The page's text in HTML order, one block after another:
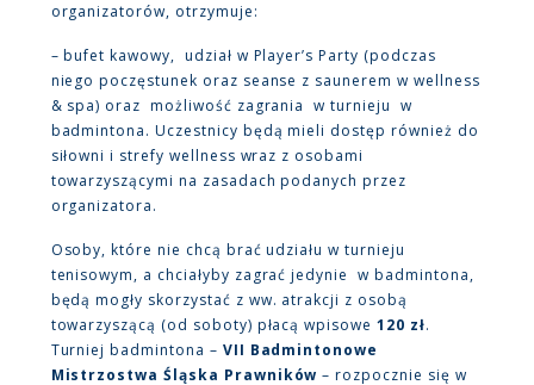
organizatorów, otrzymuje:
– bufet kawowy, udział w Player’s Party (podczas
niego poczęstunek oraz seanse z saunerem w wellness
& spa) oraz możliwość zagrania w turnieju w
badmintona. Uczestnicy będą mieli dostęp również do
siłowni i strefy wellness wraz z osobami
towarzyszącymi na zasadach podanych przez
organizatora.
Osoby, które nie chcą brać udziału w turnieju
tenisowym, a chciałyby zagrać jedynie w badmintona,
będą mogły skorzystać z ww. atrakcji z osobą
towarzyszącą (od soboty) płacą wpisowe120 zł.
Turniej badmintona – VII Badmintonowe
Mistrzostwa Śląska Prawników – rozpocznie się w